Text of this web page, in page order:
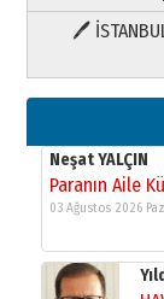
🖊
11
Neşat YALÇIN
Paranın Aile
03 Ağustos 2026